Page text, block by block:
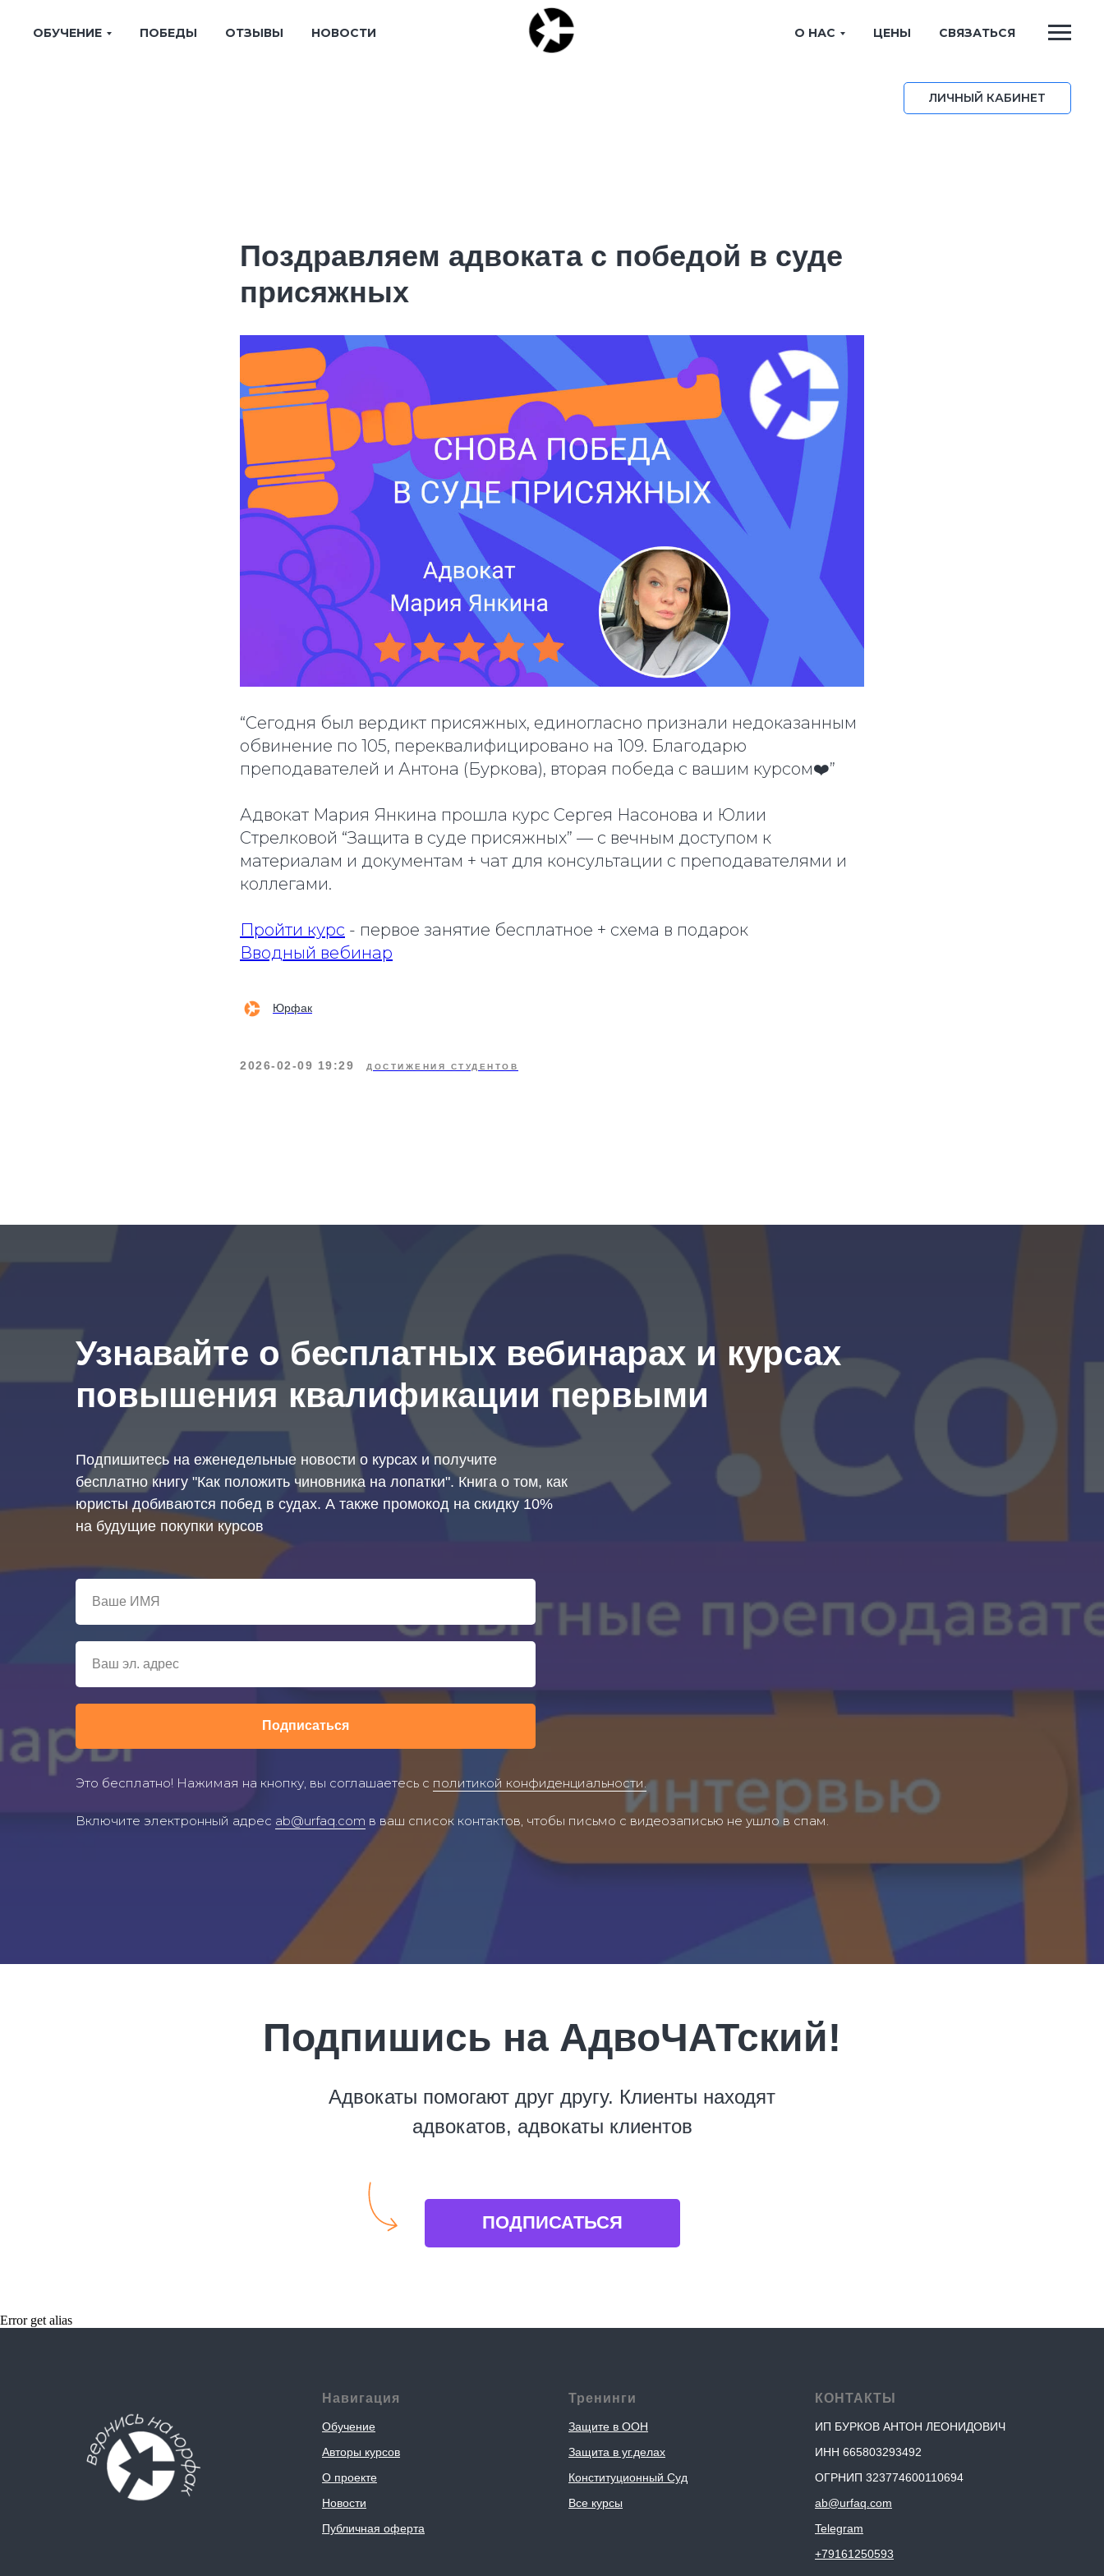
ОБУЧЕНИЕ ПОБЕДЫ ОТЗЫВЫ НОВОСТИ О НАС ЦЕНЫ СВЯЗАТЬСЯ
ЛИЧНЫЙ КАБИНЕТ
Поздравляем адвоката с победой в суде
присяжных
“Сегодня был вердикт присяжных, единогласно признали недоказанным
обвинение по 105, переквалифицировано на 109. Благодарю
преподавателей и Антона (Буркова), вторая победа с вашим курсом❤️”
Адвокат Мария Янкина прошла курс Сергея Насонова и Юлии
Стрелковой “Защита в суде присяжных” — с вечным доступом к
материалам и документам + чат для консультации с преподавателями и
коллегами.
Пройти курс - первое занятие бесплатное + схема в подарок
Вводный вебинар
Юрфак
2026-02-09 19:29 ДОСТИЖЕНИЯ СТУДЕНТОВ
Узнавайте о бесплатных вебинарах и курсах
повышения квалификации первыми
Подпишитесь на еженедельные новости о курсах и получите
бесплатно книгу "Как положить чиновника на лопатки". Книга о том, как
юристы добиваются побед в судах. А также промокод на скидку 10%
на будущие покупки курсов
Подписаться
Это бесплатно! Нажимая на кнопку, вы соглашаетесь с политикой конфиденциальности.
Включите электронный адрес ab@urfaq.com в ваш список контактов, чтобы письмо с видеозаписью не ушло в спам.
Подпишись на АдвоЧАТский!
Адвокаты помогают друг другу. Клиенты находят
адвокатов, адвокаты клиентов
ПОДПИСАТЬСЯ
Error get alias
Навигация
Обучение
Авторы курсов
О проекте
Новости
Публичная оферта
Тренинги
Защите в ООН
Защита в уг.делах
Конституционный Суд
Все курсы
КОНТАКТЫ
ИП БУРКОВ АНТОН ЛЕОНИДОВИЧ
ИНН 665803293492
ОГРНИП 323774600110694
ab@urfaq.com
Telegram
+79161250593